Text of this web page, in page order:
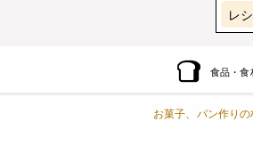
レ
食品・食
お菓子、パン作りの